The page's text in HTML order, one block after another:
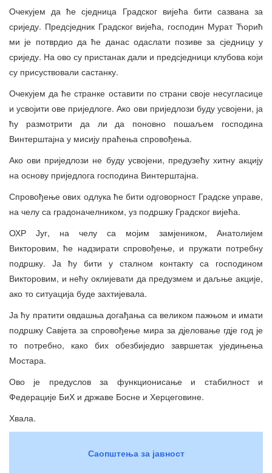
Очекујем да ће сједница Градског вијећа бити сазвана за
сриједу. Предсједник Градског вијећа, господин Мурат Ћорић
ми је потврдио да ће данас одаслати позиве за сједницу у
сриједу. На ово су пристанак дали и предсједници клубова који
су присуствовали састанку.
Очекујем да ће странке оставити по страни своје несугласице
и усвојити ове приједлоге. Ако ови приједлози буду усвојени, ја
ћу размотрити да ли да поновно пошаљем господина
Винтерштајна у мисију праћења спровођења.
Ако ови приједлози не буду усвојени, предузећу хитну акцију
на основу приједлога господина Винтерштајна.
Спровођење ових одлука ће бити одговорност Градске управе,
на челу са градоначелником, уз подршку Градског вијећа.
ОХР Југ, на челу са мојим замјеником, Анатолијем
Викторовим, ће надзирати спровођење, и пружати потребну
подршку. Ја ћу бити у сталном контакту са господином
Викторовим, и нећу оклијевати да предузмем и даљње акције,
ако то ситуација буде захтијевала.
Ја ћу пратити овдашња догађања са великом пажњом и имати
подршку Савјета за спровођење мира за дјеловање гдје год је
то потребно, како бих обезбиједио завршетак уједињења
Мостара.
Ово је предуслов за функционисање и стабилност и
Федерације БиХ и државе Босне и Херцеговине.
Хвала.
Саопштења за јавност